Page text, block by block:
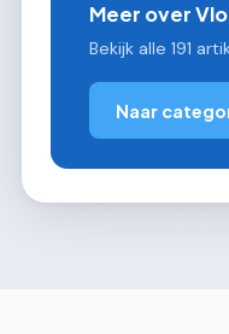
Meer over
Bekijk alle 191
Naar